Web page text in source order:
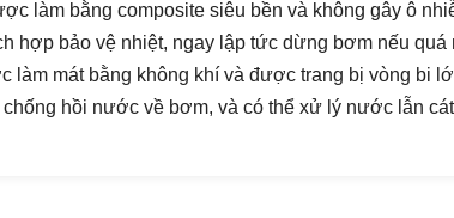
làm bằng composite siêu bền và không gây ô
hợp bảo vệ nhiệt, ngay lập tức dừng bơm nếu quá
làm mát bằng không khí và được trang bị vòng bi
hồi nước về bơm, và có thể xử lý nước lẫn